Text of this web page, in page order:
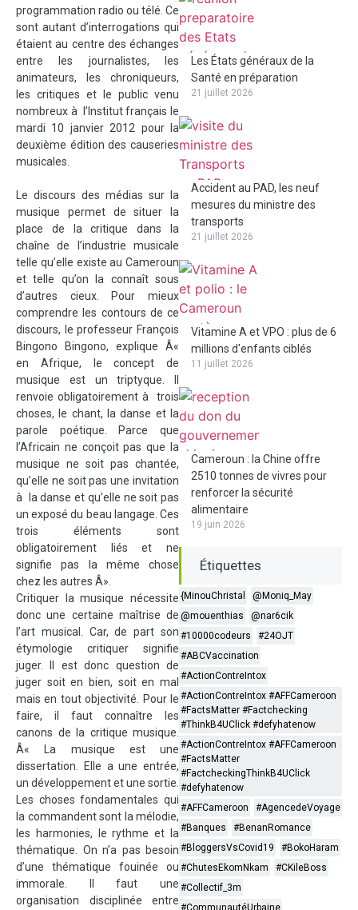
programmation radio ou télé. Ce
sont autant d’interrogations qui
étaient au centre des échanges
entre les journalistes, les
animateurs, les chroniqueurs,
les critiques et le public venu
nombreux à l’Institut français le
mardi 10 janvier 2012 pour la
deuxième édition des causeries
musicales.
Le discours des médias sur la
musique permet de situer la
place de la critique dans la
chaîne de l’industrie musicale
telle qu’elle existe au Cameroun
et telle qu’on la connaît sous
d’autres cieux. Pour mieux
comprendre les contours de ce
discours, le professeur François
Bingono Bingono, explique Â«
en Afrique, le concept de
musique est un triptyque. Il
renvoie obligatoirement à trois
choses, le chant, la danse et la
parole poétique. Parce que
l’Africain ne conçoit pas que la
musique ne soit pas chantée,
qu’elle ne soit pas une invitation
à la danse et qu’elle ne soit pas
un exposé du beau langage. Ces
trois éléments sont
obligatoirement liés et ne
signifie pas la même chose
chez les autres Â».
Critiquer la musique nécessite
donc une certaine maîtrise de
l’art musical. Car, de part son
étymologie critiquer signifie
juger. Il est donc question de
juger soit en bien, soit en mal
mais en tout objectivité. Pour le
faire, il faut connaître les
canons de la critique musique.
Â« La musique est une
dissertation. Elle a une entrée,
un développement et une sortie.
Les choses fondamentales qui
la commandent sont la mélodie,
les harmonies, le rythme et la
thématique. On n’a pas besoin
d’une thématique fouinée ou
immorale. Il faut une
organisation disciplinée entre
Les États généraux de la
Santé en préparation
21 juillet 2026
Accident au PAD, les neuf
mesures du ministre des
transports
21 juillet 2026
Vitamine A et VPO : plus de 6
millions d'enfants ciblés
11 juillet 2026
Cameroun : la Chine offre
2510 tonnes de vivres pour
renforcer la sécurité
alimentaire
19 juin 2026
Étiquettes
{MinouChristal
@Moniq_May
@mouenthias
@nar6cik
#10000codeurs
#24OJT
#ABCVaccination
#ActionContreIntox
#ActionContreIntox #AFFCameroon
#FactsMatter #Factchecking
#ThinkB4UClick #defyhatenow
#ActionContreIntox #AFFCameroon
#FactsMatter
#FactcheckingThinkB4UClick
#defyhatenow
#AFFCameroon
#AgencedeVoyage
#Banques
#BenanRomance
#BloggersVsCovid19
#BokoHaram
#ChutesEkomNkam
#CKileBoss
#Collectif_3m